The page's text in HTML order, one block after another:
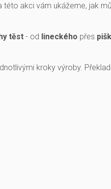
této akci vám ukážeme, jak
těst - od lineckého přes
kroky výroby.